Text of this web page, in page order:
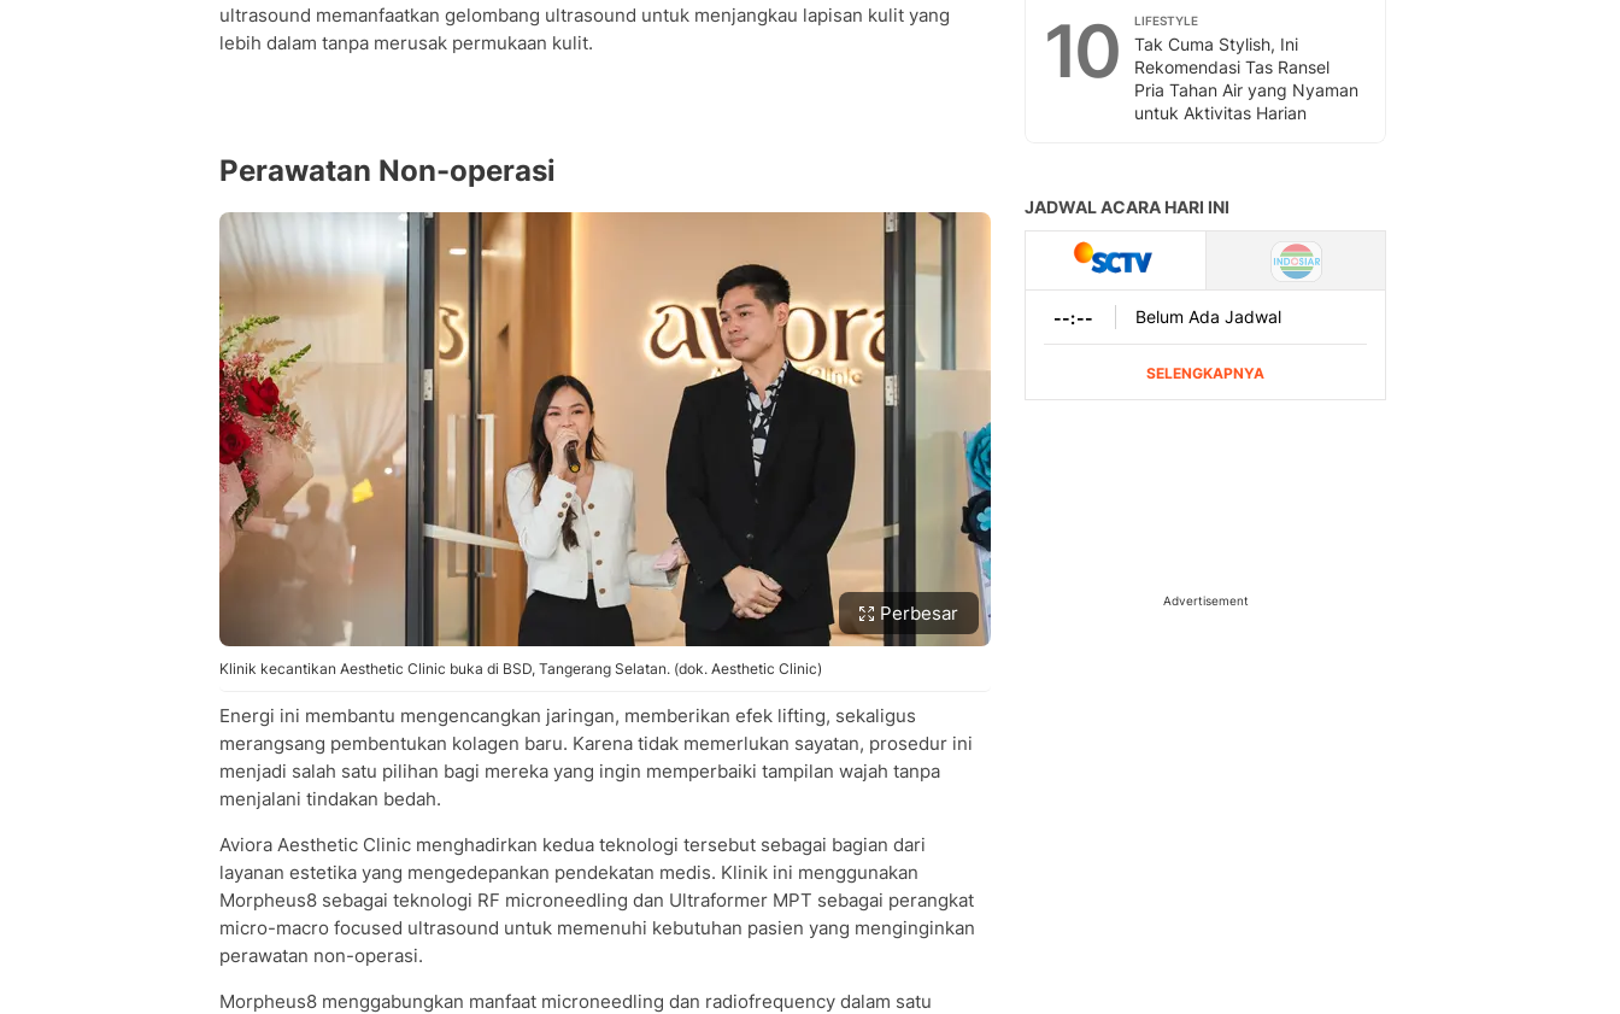
ultrasound memanfaatkan gelombang ultrasound untuk menjangkau lapisan kulit yang
lebih dalam tanpa merusak permukaan kulit.
Perawatan Non-operasi
Perbesar
Klinik kecantikan Aesthetic Clinic buka di BSD, Tangerang Selatan. (dok. Aesthetic Clinic)
Energi ini membantu mengencangkan jaringan, memberikan efek lifting, sekaligus
merangsang pembentukan kolagen baru. Karena tidak memerlukan sayatan, prosedur ini
menjadi salah satu pilihan bagi mereka yang ingin memperbaiki tampilan wajah tanpa
menjalani tindakan bedah.
Aviora Aesthetic Clinic menghadirkan kedua teknologi tersebut sebagai bagian dari
layanan estetika yang mengedepankan pendekatan medis. Klinik ini menggunakan
Morpheus8 sebagai teknologi RF microneedling dan Ultraformer MPT sebagai perangkat
micro-macro focused ultrasound untuk memenuhi kebutuhan pasien yang menginginkan
perawatan non-operasi.
Morpheus8 menggabungkan manfaat microneedling dan radiofrequency dalam satu
10 LIFESTYLE
Tak Cuma Stylish, Ini
Rekomendasi Tas Ransel
Pria Tahan Air yang Nyaman
untuk Aktivitas Harian
Advertisement